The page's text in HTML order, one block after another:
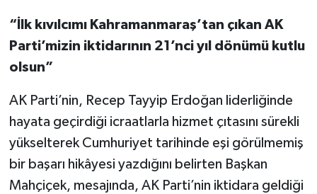
“İlk kıvılcımı Kahramanmaraş’tan çıkan AK
Parti’mizin iktidarının 21’nci yıl dönümü kutlu
olsun”
AK Parti’nin, Recep Tayyip Erdoğan liderliğinde
hayata geçirdiği icraatlarla hizmet çıtasını sürekli
yükselterek Cumhuriyet tarihinde eşi görülmemiş
bir başarı hikâyesi yazdığını belirten Başkan
Mahçiçek, mesajında, AK Parti’nin iktidara geldiği